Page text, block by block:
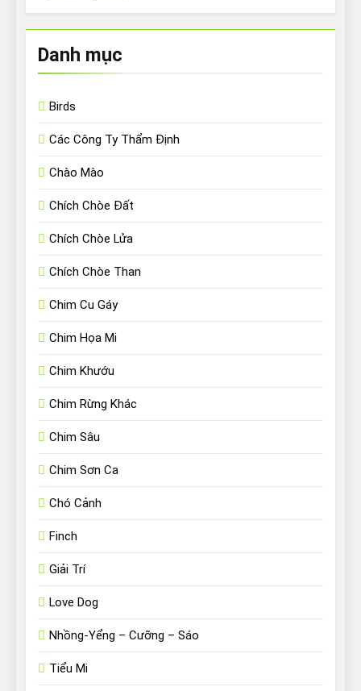
Danh mục
Birds
Các Công Ty Thẩm Định
Chào Mào
Chích Chòe Đất
Chích Chòe Lửa
Chích Chòe Than
Chim Cu Gáy
Chim Họa Mi
Chim Khướu
Chim Rừng Khác
Chim Sâu
Chim Sơn Ca
Chó Cảnh
Finch
Giải Trí
Love Dog
Nhồng-Yểng – Cưỡng – Sáo
Tiểu Mi